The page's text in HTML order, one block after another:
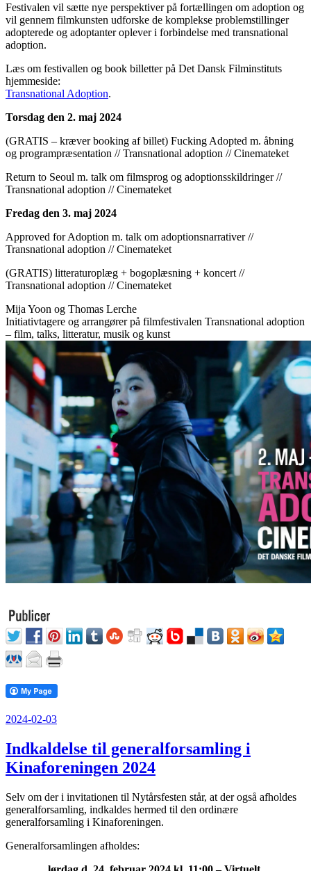
Festivalen vil sætte nye perspektiver på fortællingen om adoption og
vil gennem filmkunsten udforske de komplekse problemstillinger
adopterede og adoptanter oplever i forbindelse med transnational
adoption.
Læs om festivallen og book billetter på Det Dansk Filminstituts
hjemmeside:
Transnational Adoption.
Torsdag den 2. maj 2024
(GRATIS – kræver booking af billet) Fucking Adopted m. åbning
og programpræsentation // Transnational adoption // Cinemateket
Return to Seoul m. talk om filmsprog og adoptionsskildringer //
Transnational adoption // Cinemateket
Fredag den 3. maj 2024
Approved for Adoption m. talk om adoptionsnarrativer //
Transnational adoption // Cinemateket
(GRATIS) litteraturoplæg + bogoplæsning + koncert //
Transnational adoption // Cinemateket
Mija Yoon og Thomas Lerche
Initiativtagere og arrangører på filmfestivalen Transnational adoption
– film, talks, litteratur, musik og kunst
Udgivet
2024-02-03
Indkaldelse til generalforsamling i
Kinaforeningen 2024
Selv om der i invitationen til Nytårsfesten står, at der også afholdes
generalforsamling, indkaldes hermed til den ordinære
generalforsamling i Kinaforeningen.
Generalforsamlingen afholdes: